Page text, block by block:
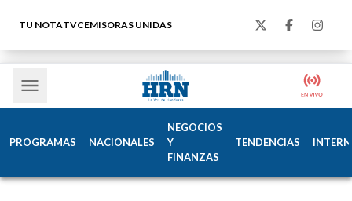
TU NOTATVCEMISORAS UNIDAS
PROGRAMAS NACIONALES
NEGOCIOS
Y
FINANZAS
TENDENCIAS